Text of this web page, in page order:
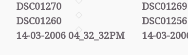
DSC01270
DSC01269
DSC01260
DSC01256
14-03-2006 04_32_32PM
14-03-